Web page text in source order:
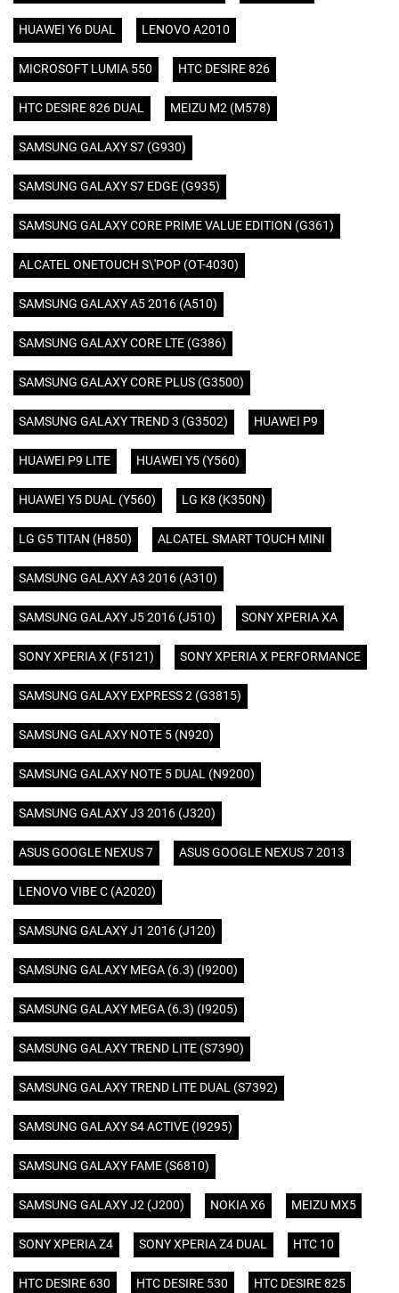
HUAWEI Y6 DUAL LENOVO A2010
MICROSOFT LUMIA 550 HTC DESIRE 826
HTC DESIRE 826 DUAL MEIZU M2 (M578)
SAMSUNG GALAXY S7 (G930)
SAMSUNG GALAXY S7 EDGE (G935)
SAMSUNG GALAXY CORE PRIME VALUE EDITION (G361)
ALCATEL ONETOUCH S\'POP (OT-4030)
SAMSUNG GALAXY A5 2016 (A510)
SAMSUNG GALAXY CORE LTE (G386)
SAMSUNG GALAXY CORE PLUS (G3500)
SAMSUNG GALAXY TREND 3 (G3502) HUAWEI P9
HUAWEI P9 LITE HUAWEI Y5 (Y560)
HUAWEI Y5 DUAL (Y560) LG K8 (K350N)
LG G5 TITAN (H850) ALCATEL SMART TOUCH MINI
SAMSUNG GALAXY A3 2016 (A310)
SAMSUNG GALAXY J5 2016 (J510) SONY XPERIA XA
SONY XPERIA X (F5121) SONY XPERIA X PERFORMANCE
SAMSUNG GALAXY EXPRESS 2 (G3815)
SAMSUNG GALAXY NOTE 5 (N920)
SAMSUNG GALAXY NOTE 5 DUAL (N9200)
SAMSUNG GALAXY J3 2016 (J320)
ASUS GOOGLE NEXUS 7 ASUS GOOGLE NEXUS 7 2013
LENOVO VIBE C (A2020)
SAMSUNG GALAXY J1 2016 (J120)
SAMSUNG GALAXY MEGA (6.3) (I9200)
SAMSUNG GALAXY MEGA (6.3) (I9205)
SAMSUNG GALAXY TREND LITE (S7390)
SAMSUNG GALAXY TREND LITE DUAL (S7392)
SAMSUNG GALAXY S4 ACTIVE (I9295)
SAMSUNG GALAXY FAME (S6810)
SAMSUNG GALAXY J2 (J200) NOKIA X6 MEIZU MX5
SONY XPERIA Z4 SONY XPERIA Z4 DUAL HTC 10
HTC DESIRE 630 HTC DESIRE 530 HTC DESIRE 825